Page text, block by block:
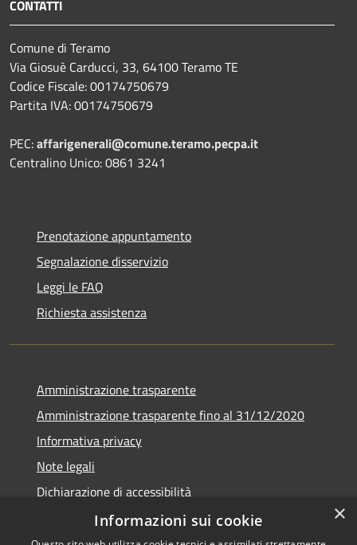
CONTATTI
Comune di Teramo
Via Giosuè Carducci, 33, 64100 Teramo TE
Codice Fiscale: 00174750679
Partita IVA: 00174750679
PEC:affarigenerali@comune.teramo.pecpa.it
Centralino Unico: 0861 3241
Prenotazione appuntamento
Segnalazione disservizio
Leggi le FAQ
Richiesta assistenza
Amministrazione trasparente
Amministrazione trasparente fino al 31/12/2020
Informativa privacy
Note legali
Dichiarazione di accessibilità
×
Informazioni sui cookie